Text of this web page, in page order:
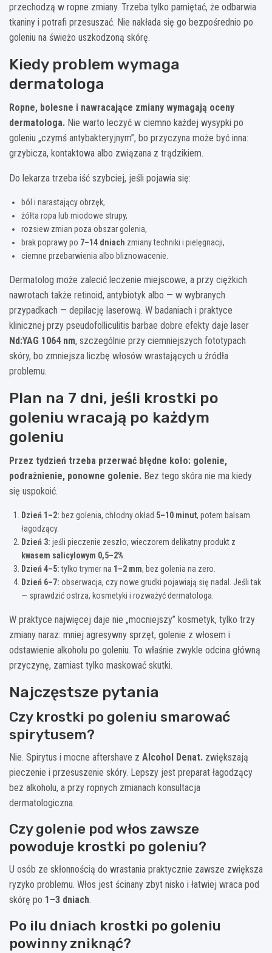
przechodzą w ropne zmiany. Trzeba tylko pamiętać, że odbarwia
tkaniny i potrafi przesuszać. Nie nakłada się go bezpośrednio po
goleniu na świeżo uszkodzoną skórę.
Kiedy problem wymaga
dermatologa
Ropne, bolesne i nawracające zmiany wymagają oceny
dermatologa. Nie warto leczyć w ciemno każdej wysypki po
goleniu „czymś antybakteryjnym”, bo przyczyna może być inna:
grzybicza, kontaktowa albo związana z trądzikiem.
Do lekarza trzeba iść szybciej, jeśli pojawia się:
ból i narastający obrzęk,
żółta ropa lub miodowe strupy,
rozsiew zmian poza obszar golenia,
brak poprawy po 7–14 dniach zmiany techniki i pielęgnacji,
ciemne przebarwienia albo bliznowacenie.
Dermatolog może zalecić leczenie miejscowe, a przy ciężkich
nawrotach także retinoid, antybiotyk albo — w wybranych
przypadkach — depilację laserową. W badaniach i praktyce
klinicznej przy pseudofolliculitis barbae dobre efekty daje laser
Nd:YAG 1064 nm, szczególnie przy ciemniejszych fototypach
skóry, bo zmniejsza liczbę włosów wrastających u źródła
problemu.
Plan na 7 dni, jeśli krostki po
goleniu wracają po każdym
goleniu
Przez tydzień trzeba przerwać błędne koło: golenie,
podrażnienie, ponowne golenie. Bez tego skóra nie ma kiedy
się uspokoić.
Dzień 1–2: bez golenia, chłodny okład 5–10 minut, potem balsam
łagodzący.
Dzień 3: jeśli pieczenie zeszło, wieczorem delikatny produkt z
kwasem salicylowym 0,5–2%
Dzień 4–5:tylko trymer na 1–2 mm, bez golenia na zero.
Dzień 6–7: obserwacja, czy nowe grudki pojawiają się nadal. Jeśli tak
— sprawdzić ostrza, kosmetyki i rozważyć dermatologa.
W praktyce najwięcej daje nie „mocniejszy” kosmetyk, tylko trzy
zmiany naraz: mniej agresywny sprzęt, golenie z włosem i
odstawienie alkoholu po goleniu. To właśnie zwykle odcina główną
przyczynę, zamiast tylko maskować skutki.
Najczęstsze pytania
Czy krostki po goleniu smarować
spirytusem?
Nie. Spirytus i mocne aftershave z Alcohol Denat. zwiększają
pieczenie i przesuszenie skóry. Lepszy jest preparat łagodzący
bez alkoholu, a przy ropnych zmianach konsultacja
dermatologiczna.
Czy golenie pod włos zawsze
powoduje krostki po goleniu?
U osób ze skłonnością do wrastania praktycznie zawsze zwiększa
ryzyko problemu. Włos jest ścinany zbyt nisko i łatwiej wraca pod
skórę po 1–3 dniach.
Po ilu dniach krostki po goleniu
powinny zniknąć?